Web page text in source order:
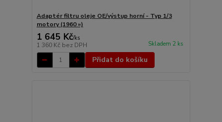
Adaptér filtru oleje OE/výstup horní - Typ 1/3
motory (1960 »)
1 645 Kč/ks
1 360 Kč bez DPH Skladem 2 ks
Přidat do košíku